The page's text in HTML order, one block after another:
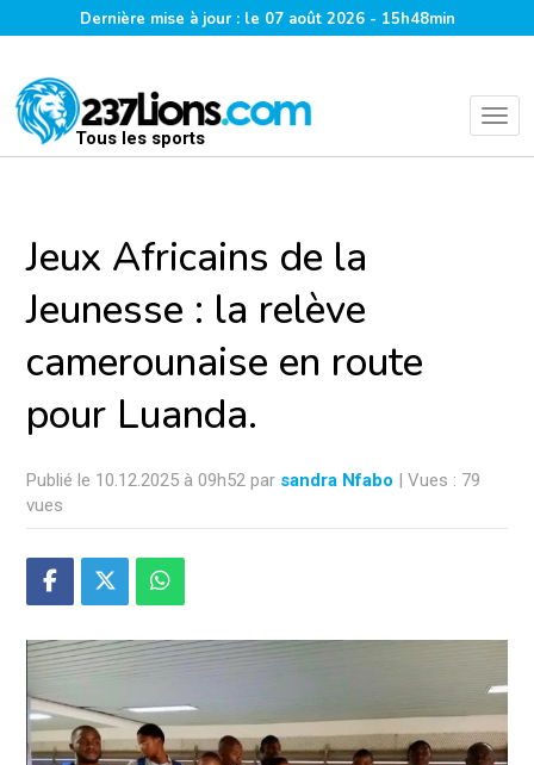
Dernière mise à jour : le 07 août 2026 - 15h48min
Tous les sports
Jeux Africains de la
Jeunesse : la relève
camerounaise en route
pour Luanda.
Publié le 10.12.2025 à 09h52 par sandra Nfabo | Vues : 79
vues